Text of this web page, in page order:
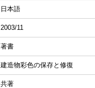
日本語
2003/11
著書
建造物彩色の保存と修復
共著